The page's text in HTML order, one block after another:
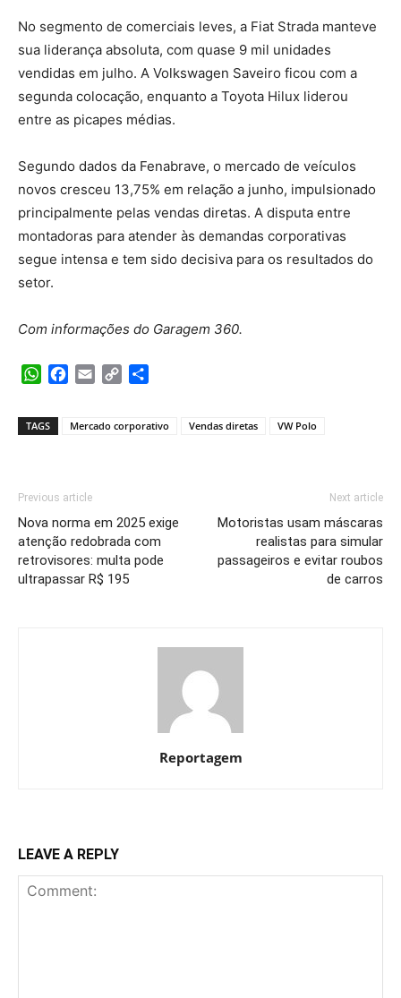
No segmento de comerciais leves, a Fiat Strada manteve
sua liderança absoluta, com quase 9 mil unidades
vendidas em julho. A Volkswagen Saveiro ficou com a
segunda colocação, enquanto a Toyota Hilux liderou
entre as picapes médias.
Segundo dados da Fenabrave, o mercado de veículos
novos cresceu 13,75% em relação a junho, impulsionado
principalmente pelas vendas diretas. A disputa entre
montadoras para atender às demandas corporativas
segue intensa e tem sido decisiva para os resultados do
setor.
Com informações do Garagem 360.
WhatsApp
Facebook
Email Copy
TAGS Mercado corporativo Vendas diretas VW Polo
Previous article
Nova norma em 2025 exige
atenção redobrada com
retrovisores: multa pode
ultrapassar R$ 195
Next article
Motoristas usam máscaras
realistas para simular
passageiros e evitar roubos
de carros
Reportagem
LEAVE A REPLY